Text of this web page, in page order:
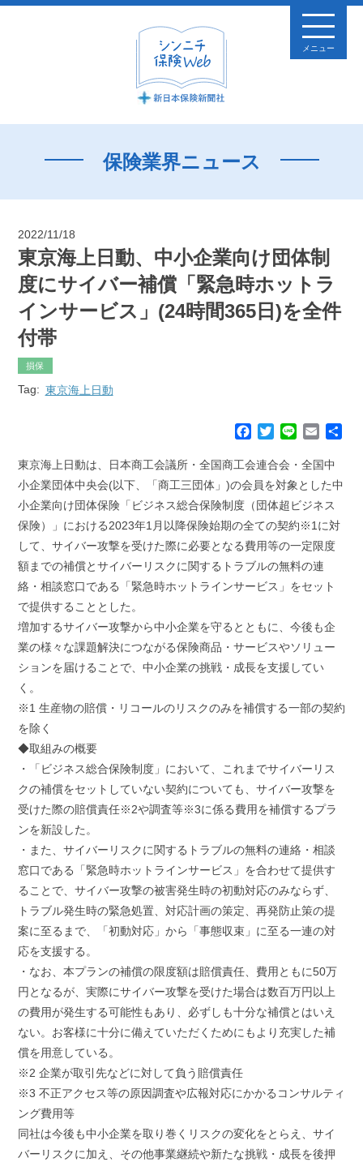
メニュー
保険業界ニュース
2022/11/18
東京海上日動、中小企業向け団体制
度にサイバー補償「緊急時ホットラ
インサービス」(24時間365日)を全件
付帯
損保
Tag: 東京海上日動
c
e
o
o
k
T
i
t
e
r
n
e
E
a
東京海上日動は、日本商工会議所・全国商工会連合会・全国中
小企業団体中央会(以下、「商工三団体」)の会員を対象とした中
小企業向け団体保険「ビジネス総合保険制度（団体超ビジネス
保険）」における2023年1月以降保険始期の全ての契約※1に対
して、サイバー攻撃を受けた際に必要となる費用等の一定限度
額までの補償とサイバーリスクに関するトラブルの無料の連
絡・相談窓口である「緊急時ホットラインサービス」をセット
で提供することとした。
増加するサイバー攻撃から中小企業を守るとともに、今後も企
業の様々な課題解決につながる保険商品・サービスやソリュー
ションを届けることで、中小企業の挑戦・成長を支援してい
く。
※1 生産物の賠償・リコールのリスクのみを補償する一部の契約
を除く
◆取組みの概要
・「ビジネス総合保険制度」において、これまでサイバーリス
クの補償をセットしていない契約についても、サイバー攻撃を
受けた際の賠償責任※2や調査等※3に係る費用を補償するプラ
ンを新設した。
・また、サイバーリスクに関するトラブルの無料の連絡・相談
窓口である「緊急時ホットラインサービス」を合わせて提供す
ることで、サイバー攻撃の被害発生時の初動対応のみならず、
トラブル発生時の緊急処置、対応計画の策定、再発防止策の提
案に至るまで、「初動対応」から「事態収束」に至る一連の対
応を支援する。
・なお、本プランの補償の限度額は賠償責任、費用ともに50万
円となるが、実際にサイバー攻撃を受けた場合は数百万円以上
の費用が発生する可能性もあり、必ずしも十分な補償とはいえ
ない。お客様に十分に備えていただくためにもより充実した補
償を用意している。
※2 企業が取引先などに対して負う賠償責任
※3 不正アクセス等の原因調査や広報対応にかかるコンサルティ
ング費用等
同社は今後も中小企業を取り巻くリスクの変化をとらえ、サイ
バーリスクに加え、その他事業継続や新たな挑戦・成長を後押